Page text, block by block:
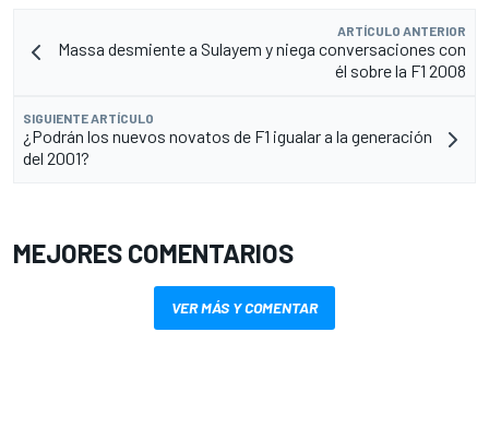
ARTÍCULO ANTERIOR
Massa desmiente a Sulayem y niega conversaciones con
él sobre la F1 2008
SIGUIENTE ARTÍCULO
¿Podrán los nuevos novatos de F1 igualar a la generación
del 2001?
MEJORES COMENTARIOS
VER MÁS Y COMENTAR